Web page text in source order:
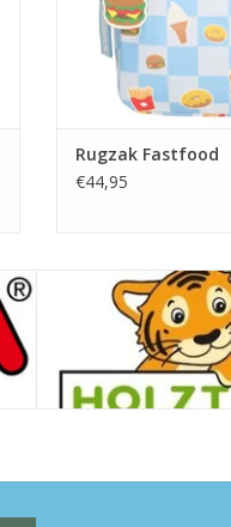
Rugzak Fastfood
€44,95